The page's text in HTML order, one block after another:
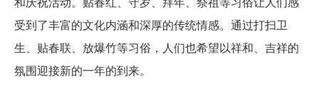
受到了丰富的文化内涵和深厚的传统情感。通过打扫卫
生、贴春联、放爆竹等习俗，人们也希望以祥和、吉祥的
氛围迎接新的一年的到来。